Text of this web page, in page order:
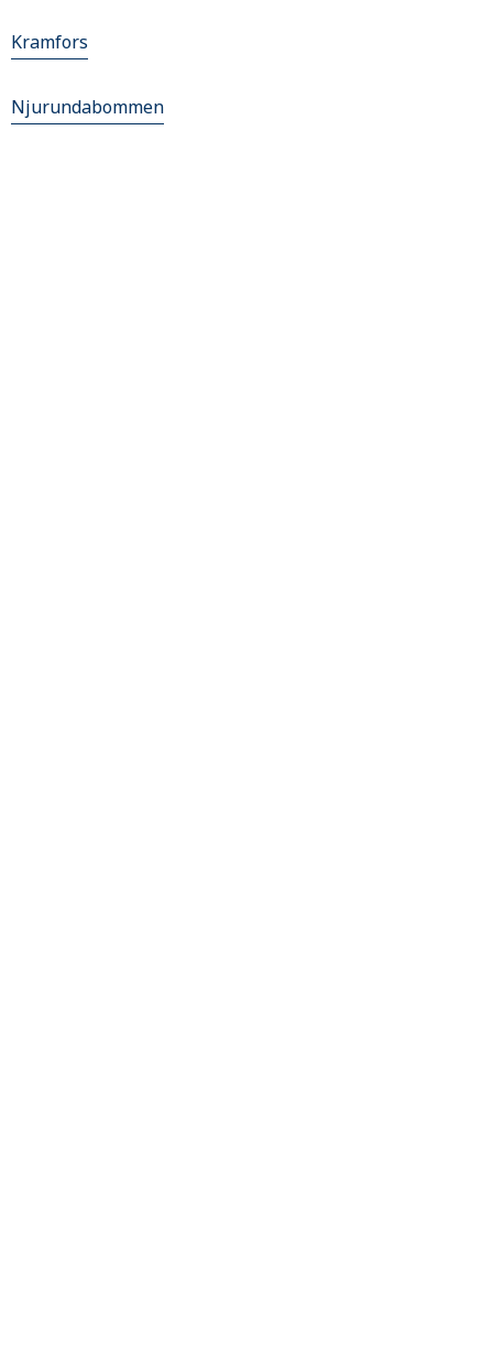
Kramfors
Njurundabommen